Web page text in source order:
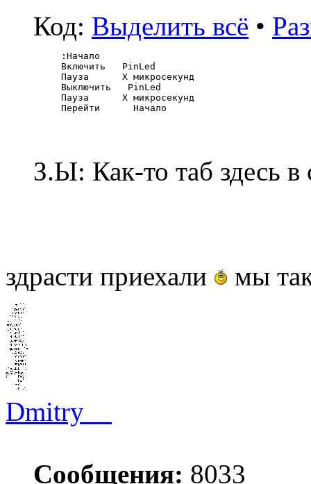
Код: Выделить всё •
:Начало
Включить   PinLed
Пауза      Х микросекунд
Выключить   PinLed
Пауза      Х микросекунд
Перейти      Начало
З.Ы: Как-то таб здесь в
здрасти приехали мы
Dmitry__
Сообщения: 8033